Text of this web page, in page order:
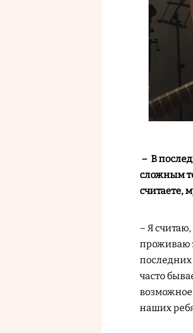
– В
сложным
считаете,
– Я
проживаю
часто
наших